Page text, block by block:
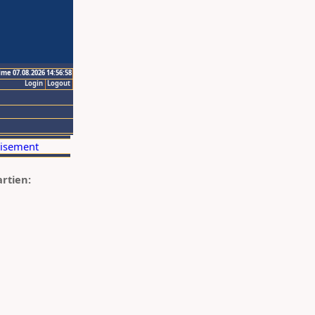
07.08.2026 14:56:58
Logout
Login